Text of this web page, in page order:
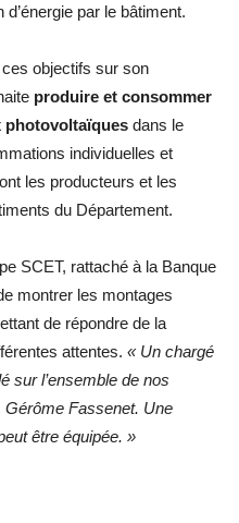
par le bâtiment.
objectifs sur son
produire et consommer
photovoltaïques dans le
individuelles et
les producteurs et les
du Département.
SCET, rattaché à la Banque
montrer les montages
de répondre de la
attentes. « Un chargé
sur l’ensemble de nos
Gérôme Fassenet. Une
être équipée. »